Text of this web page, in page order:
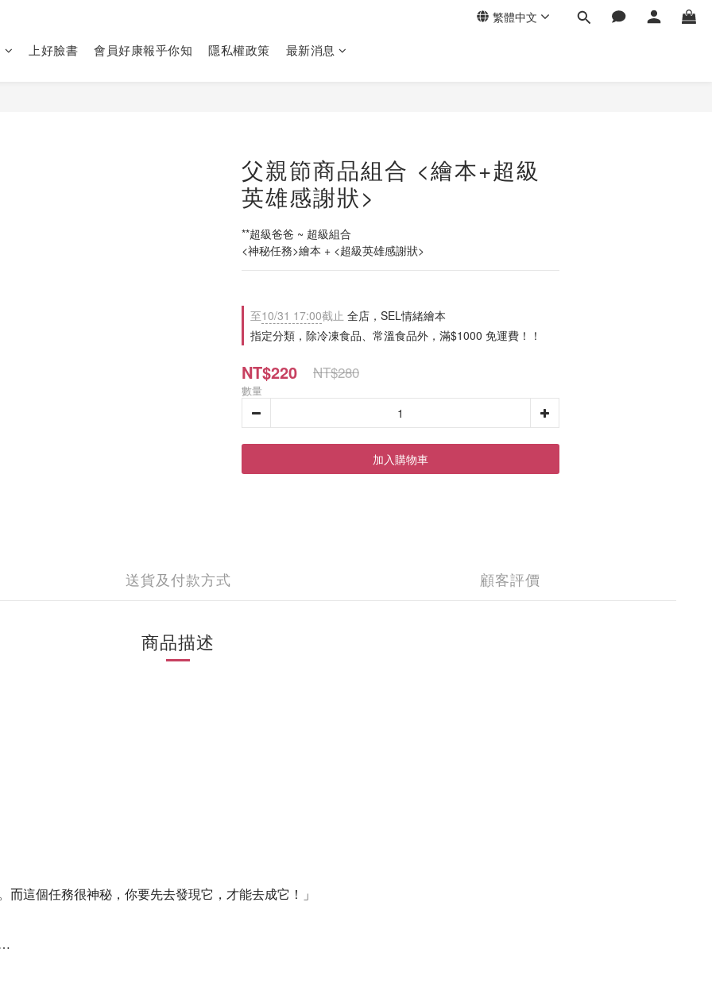
繁體中文
上好臉書 會員好康報乎你知 隱私權政策 最新消息
父親節商品組合 <繪本+超級
英雄感謝狀>
**超級爸爸 ~ 超級組合
<神秘任務>繪本 + <超級英雄感謝狀>
至10/31 17:00截止 全店，SEL情緒繪本
指定分類，除冷凍食品、常溫食品外，滿$1000 免運費！！
NT$220 NT$280
數量
加入購物車
送貨及付款方式 顧客評價
商品描述
而這個任務很神秘，你要先去發現它，才能去成它！」